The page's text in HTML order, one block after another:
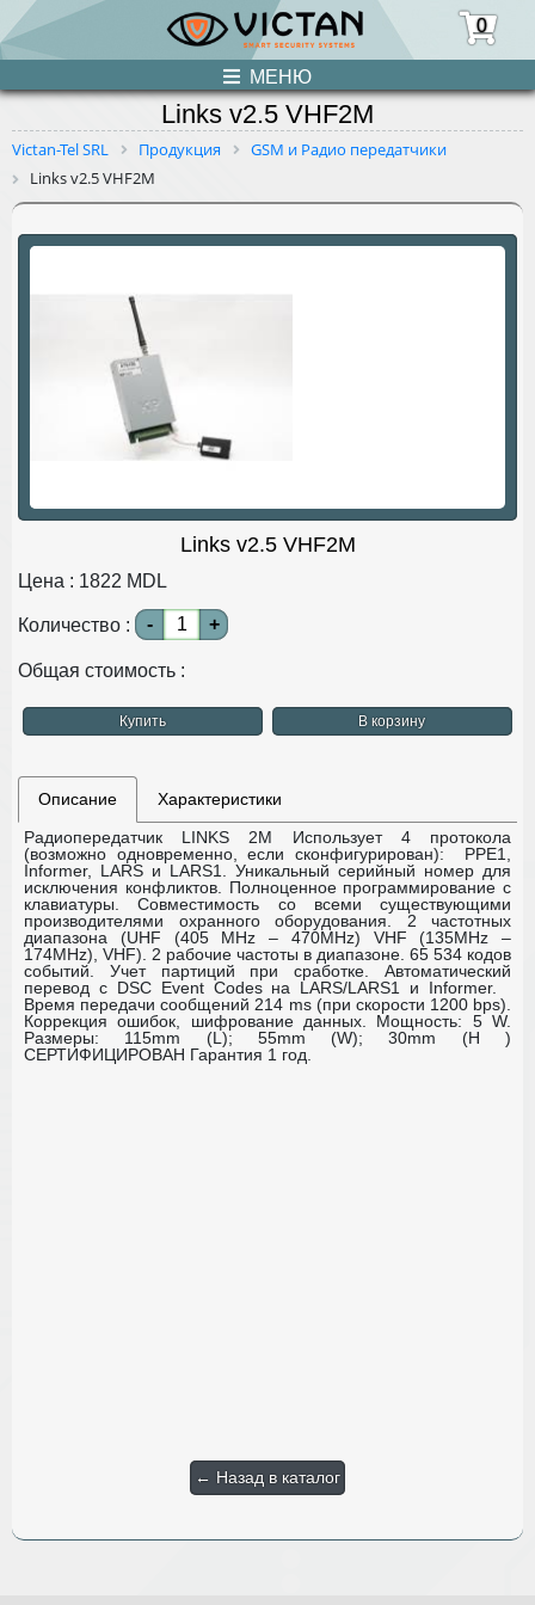
0
МЕНЮ
ПРОДУКЦИЯ
Links v2.5 VHF2M
Victan-Tel SRL Продукция
GSM и Радио передатчики
Links v2.5 VHF2M
Links v2.5 VHF2M
Цена : 1822 MDL
Количество : - +
Общая стоимость :
Купить В корзину
Описание
Характеристики
Радиопередатчик LINKS 2M
Использует 4 протокола
(возможно одновременно, если сконфигурирован): PPE1,
Informer, LARS и LARS1. Уникальный серийный номер для
исключения конфликтов.
Полноценное программирование с
клавиатуры.
Совместимость со всеми существующими
производителями охранного оборудования. 2 частотных
диапазона (UHF (405 MHz – 470MHz) VHF (135MHz –
174MHz), VHF).
2 рабочие частоты в диапазоне. 65 534 кодов
событий.
Учет партиций при сработке.
Автоматический
перевод с DSC Event Codes на LARS/LARS1 и Informer.
Время передачи сообщений 214 ms (при скорости 1200 bps).
Коррекция ошибок, шифрование данных. Мощность: 5 W.
Размеры: 115mm (L); 55mm (W); 30mm (H )
СЕРТИФИЦИРОВАН Гарантия 1 год.
← Назад в каталог